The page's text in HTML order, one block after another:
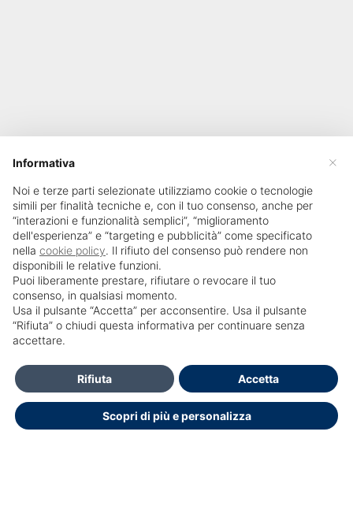
SailPortal 8.5.1 build 18
HELP DESK OPENDOCTOR
info@opendoctor.it
+39 089 934 00 01
+39 3348792286
×
Informativa
Noi e terze parti selezionate utilizziamo cookie o tecnologie
simili per finalità tecniche e, con il tuo consenso, anche per
“interazioni e funzionalità semplici”, “miglioramento
dell'esperienza” e “targeting e pubblicità” come specificato
nella cookie policy. Il rifiuto del consenso può rendere non
disponibili le relative funzioni.
Puoi liberamente prestare, rifiutare o revocare il tuo
consenso, in qualsiasi momento.
Usa il pulsante “Accetta” per acconsentire. Usa il pulsante
“Rifiuta” o chiudi questa informativa per continuare senza
accettare.
Scopri di più e personalizza
Rifiuta Accetta